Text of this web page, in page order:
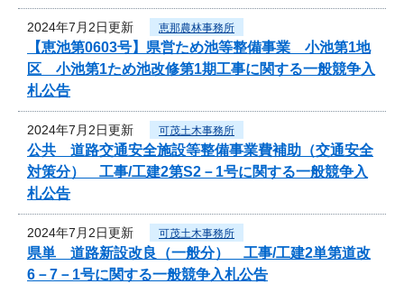
2024年7月2日更新 恵那農林事務所
【恵池第0603号】県営ため池等整備事業 小池第1地
区 小池第1ため池改修第1期工事に関する一般競争入
札公告
2024年7月2日更新 可茂土木事務所
公共 道路交通安全施設等整備事業費補助（交通安全
対策分） 工事/工建2第S2－1号に関する一般競争入
札公告
2024年7月2日更新 可茂土木事務所
県単 道路新設改良（一般分） 工事/工建2単第道改
6－7－1号に関する一般競争入札公告